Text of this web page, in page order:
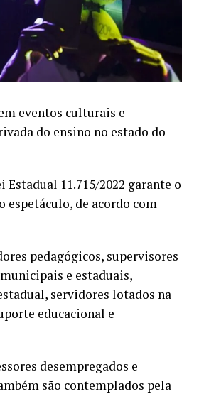
eventos culturais e
do ensino no estado do
11.715/2022 garante o
espetáculo, de acordo com
pedagógicos, supervisores
e estaduais,
servidores lotados na
educacional e
desempregados e
são contemplados pela